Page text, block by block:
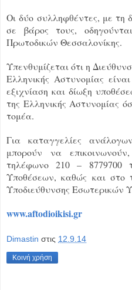
Οι δύο συλληφθέντες, με τη
σε βάρος τους,
Πρωτοδικών Θεσσαλονίκης.
Υπενθυμίζεται ότι η
Ελληνικής Αστυνομίας
εξιχνίαση και δίωξη
της Ελληνικής Αστυνομίας
τομέα.
Για καταγγελίες
μπορούν να
τηλέφωνο 210 – 8779700
Υποθέσεων, καθώς και στο
Υποδιεύθυνσης Εσωτερικών
www.aftodioikisi.gr
Dimastin στις 12.9.14
Κοινή χρήση